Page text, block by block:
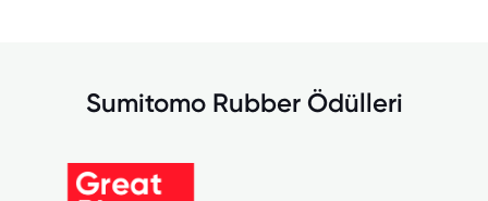
Sumitomo Rubber Ödülleri